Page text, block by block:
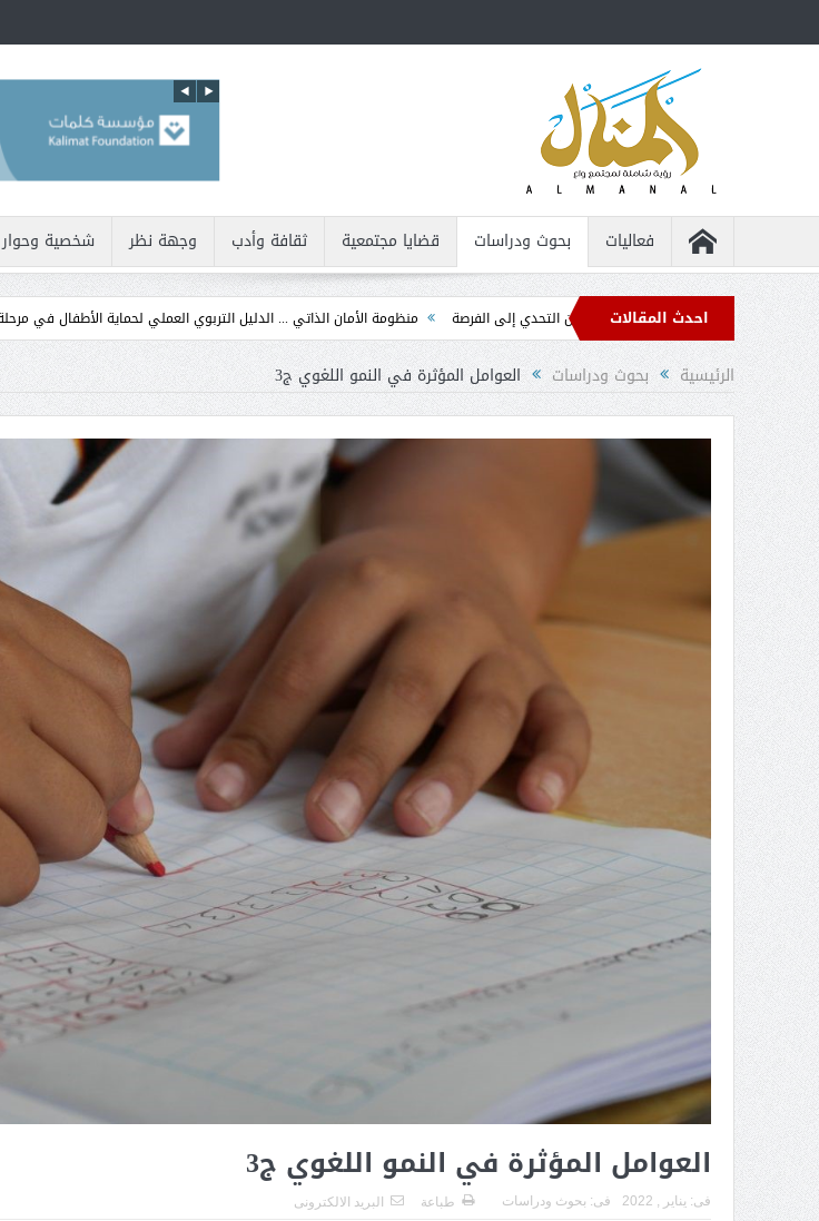
فعاليات بحوث ودراسات قضايا مجتمعية ثقافة وأدب وجهة نظر شخصية وحوار
احدث المقالات
من ذوي الإعاقة ... من التحدي إلى الفرصة منظومة الأمان الذاتي ... الدليل التربوي العملي لحماية الأطفال في مرحلة التدخل المبكر
الرئيسية بحوث ودراسات العوامل المؤثرة في النمو اللغوي ج3
العوامل المؤثرة في النمو اللغوي ج3
فى: يناير , 2022 فى: بحوث ودراسات طباعة البريد الالكترونى